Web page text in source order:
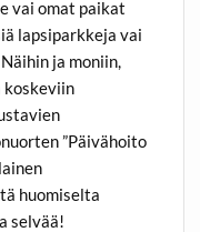
vai omat paikat
lapsiparkkeja vai
ja moniin,
koskeviin
”Päivähoito
huomiselta
selvää!